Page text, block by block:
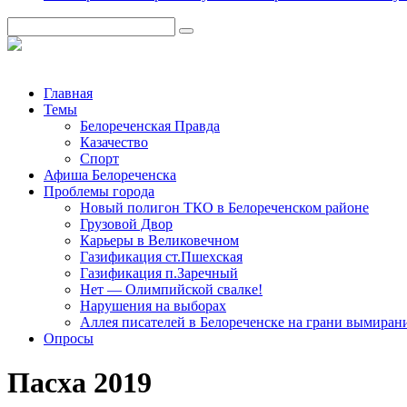
Главная
Темы
Белореченская Правда
Казачество
Спорт
Афиша Белореченска
Проблемы города
Новый полигон ТКО в Белореченском районе
Грузовой Двор
Карьеры в Великовечном
Газификация ст.Пшехская
Газификация п.Заречный
Нет — Олимпийской свалке!
Нарушения на выборах
Аллея писателей в Белореченске на грани
Опросы
Пасха 2019